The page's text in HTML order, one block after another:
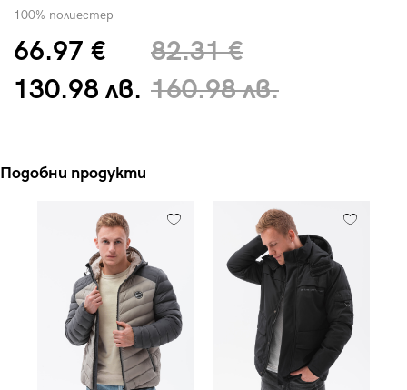
100% полиестер
66.97 €
130.98 лв.
82.31 €
160.98 лв.
Подобни продукти